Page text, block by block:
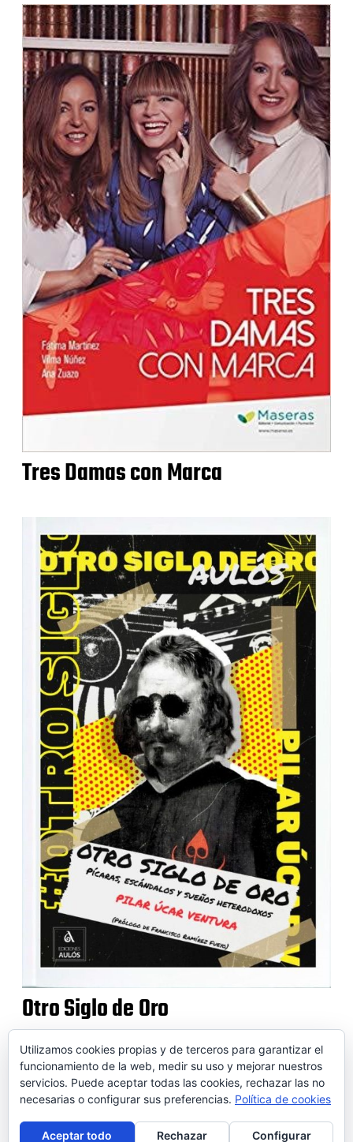
Tres Damas con Marca
Otro Siglo de Oro
© 2026 SOIDEM
Contactar Aviso legal Puntos de venta Conversor
Utilizamos cookies propias y de terceros para garantizar el
funcionamiento de la web, medir su uso y mejorar nuestros
servicios. Puede aceptar todas las cookies, rechazar las no
necesarias o configurar sus preferencias. Política de cookies
Aceptar todo Rechazar Configurar